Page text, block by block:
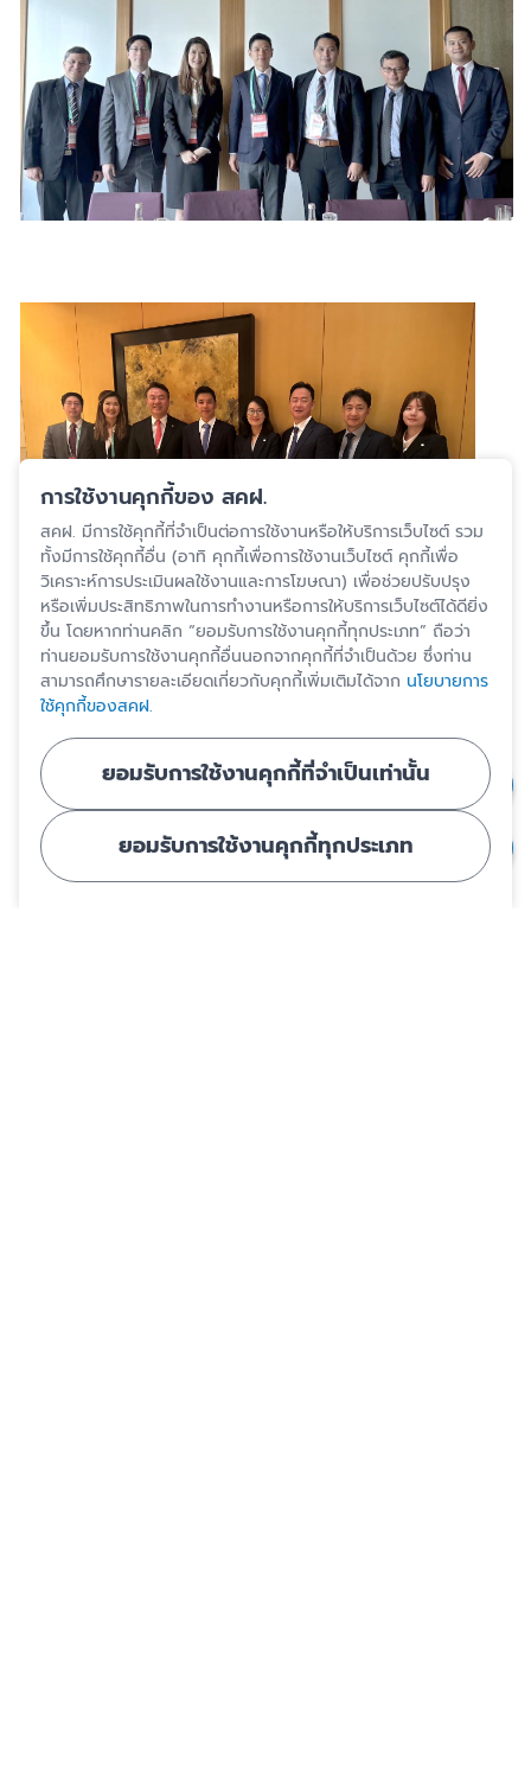
การใช้งานคุกกี้ของ สคฝ.
สคฝ. มีการใช้คุกกี้ที่จำเป็นต่อการใช้งานหรือให้บริการเว็บไซต์ รวม
ทั้งมีการใช้คุกกี้อื่น (อาทิ คุกกี้เพื่อการใช้งานเว็บไซต์ คุกกี้เพื่อ
วิเคราะห์การประเมินผลใช้งานและการโฆษณา) เพื่อช่วยปรับปรุง
หรือเพิ่มประสิทธิภาพในการทำงานหรือการให้บริการเว็บไซต์ได้ดียิ่ง
ขึ้น โดยหากท่านคลิก “ยอมรับการใช้งานคุกกี้ทุกประเภท” ถือว่า
ท่านยอมรับการใช้งานคุกกี้อื่นนอกจากคุกกี้ที่จำเป็นด้วย ซึ่งท่าน
สามารถศึกษารายละเอียดเกี่ยวกับคุกกี้เพิ่มเติมได้จาก นโยบายการ
ใช้คุกกี้ของสคฝ.
ยอมรับการใช้งานคุกกี้ที่จำเป็นเท่านั้น
ยอมรับการใช้งานคุกกี้ทุกประเภท